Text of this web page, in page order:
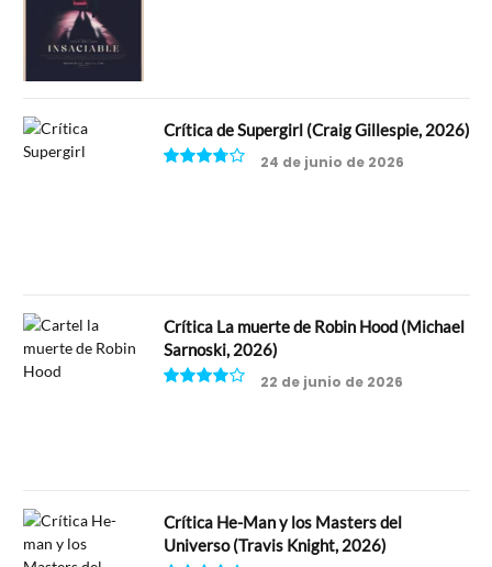
Crítica de Supergirl (Craig Gillespie, 2026)
24 de junio de 2026
Crítica La muerte de Robin Hood (Michael
Sarnoski, 2026)
22 de junio de 2026
Crítica He-Man y los Masters del
Universo (Travis Knight, 2026)